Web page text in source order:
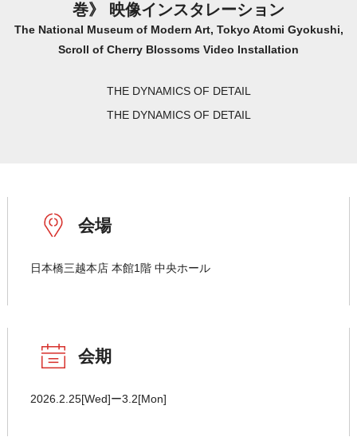
巻》 映像インスタレーション
The National Museum of Modern Art, Tokyo Atomi Gyokushi,
Scroll of Cherry Blossoms Video Installation
THE DYNAMICS OF DETAIL
THE DYNAMICS OF DETAIL
会場
日本橋三越本店 本館1階 中央ホール
会期
2026.2.25[Wed]ー3.2[Mon]